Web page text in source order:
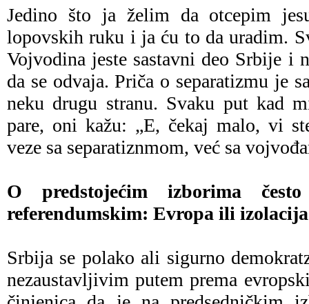
Jedino što ja želim da otcepim
lopovskih ruku i ja ću to da uradim.
Vojvodina jeste sastavni deo Srbije i
da se odvaja. Priča o separatizmu je
neku drugu stranu. Svaku put kad
pare, oni kažu: „E, čekaj malo, vi
veze sa separatiznmom, već sa
O predstojećim izborima
referendumskim: Evropa ili
Srbija se polako ali sigurno
nezaustavljivim putem prema